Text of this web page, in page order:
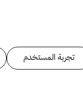
تجربة المستخدم